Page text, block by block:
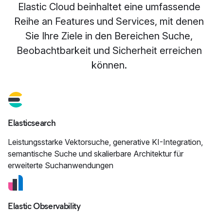
Elastic Cloud beinhaltet eine umfassende
Reihe an Features und Services, mit denen
Sie Ihre Ziele in den Bereichen Suche,
Beobachtbarkeit und Sicherheit erreichen
können.
Elasticsearch
Leistungsstarke Vektorsuche, generative KI-Integration,
semantische Suche und skalierbare Architektur für
erweiterte Suchanwendungen
Elastic Observability